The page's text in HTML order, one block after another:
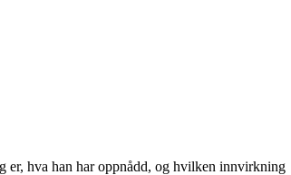
er, hva han har oppnådd, og hvilken innvirkning